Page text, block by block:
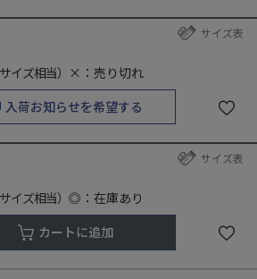
サイズ表
サイズ相当） ×：売り切れ
入荷お知らせを希望する
サイズ表
サイズ相当） ◎：在庫あり
カートに追加